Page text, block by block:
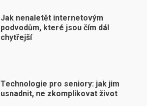
Jak nenaletět internetovým
podvodům, které jsou čím dál
chytřejší
Technologie pro seniory: jak jim
usnadnit, ne zkomplikovat život